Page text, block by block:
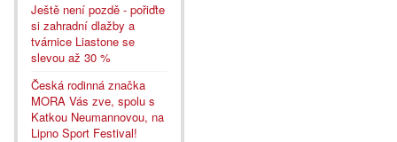
Ještě není pozdě - pořiďte
si zahradní dlažby a
tvárnice Liastone se
slevou až 30 %
Česká rodinná značka
MORA Vás zve, spolu s
Katkou Neumannovou, na
Lipno Sport Festival!